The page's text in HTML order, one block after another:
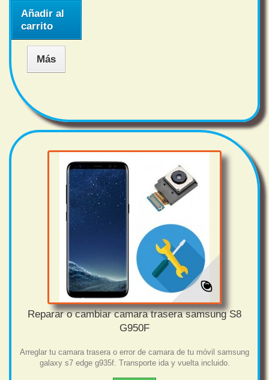
Añadir al
carrito
Más
Reparar o cambiar camara trasera samsung S8
G950F
Arreglar tu camara trasera o error de camara de tu móvil samsung
galaxy s7 edge g935f. Transporte ida y vuelta incluido.